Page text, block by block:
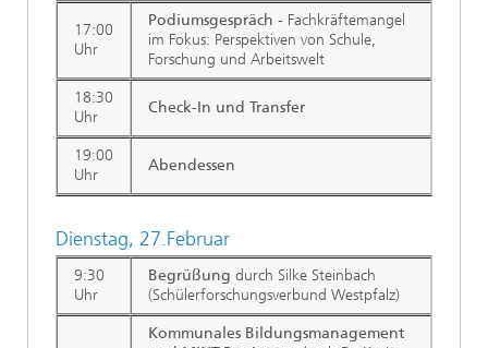
17:00
Uhr
Podiumsgespräch - Fachkräftemangel
im Fokus: Perspektiven von Schule,
Forschung und Arbeitswelt
18:30
Uhr
Check-In und Transfer
19:00
Uhr
Abendessen
Dienstag, 27.Februar
9:30
Uhr
Begrüßung durch Silke Steinbach
(Schülerforschungsverbund Westpfalz)
Kommunales Bildungsmanagement